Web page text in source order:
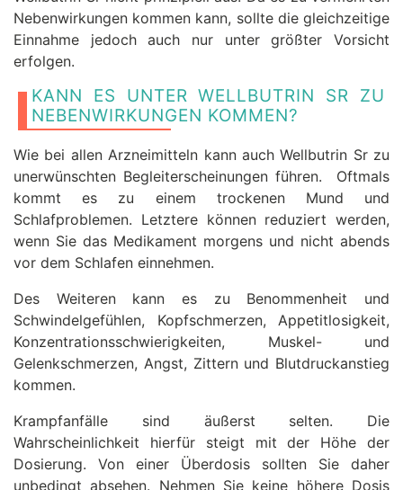
Nebenwirkungen kommen kann, sollte die gleichzeitige
Einnahme jedoch auch nur unter größter Vorsicht
erfolgen.
KANN ES UNTER WELLBUTRIN SR ZU
NEBENWIRKUNGEN KOMMEN?
Wie bei allen Arzneimitteln kann auch Wellbutrin Sr zu
unerwünschten Begleiterscheinungen führen. Oftmals
kommt es zu einem trockenen Mund und
Schlafproblemen. Letztere können reduziert werden,
wenn Sie das Medikament morgens und nicht abends
vor dem Schlafen einnehmen.
Des Weiteren kann es zu Benommenheit und
Schwindelgefühlen, Kopfschmerzen, Appetitlosigkeit,
Konzentrationsschwierigkeiten, Muskel- und
Gelenkschmerzen, Angst, Zittern und Blutdruckanstieg
kommen.
Krampfanfälle sind äußerst selten. Die
Wahrscheinlichkeit hierfür steigt mit der Höhe der
Dosierung. Von einer Überdosis sollten Sie daher
unbedingt absehen. Nehmen Sie keine höhere Dosis